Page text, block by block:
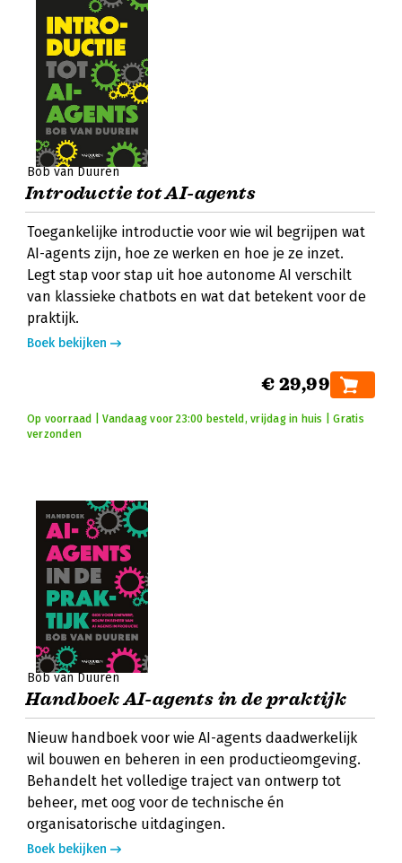
Bob van Duuren
Introductie tot AI-agents
Toegankelijke introductie voor wie wil begrijpen wat
AI-agents zijn, hoe ze werken en hoe je ze inzet.
Legt stap voor stap uit hoe autonome AI verschilt
van klassieke chatbots en wat dat betekent voor de
praktijk.
Boek bekijken
€ 29,99
Op voorraad | Vandaag voor 23:00 besteld, vrijdag in huis | Gratis
verzonden
Bob van Duuren
Handboek AI-agents in de praktijk
Nieuw handboek voor wie AI-agents daadwerkelijk
wil bouwen en beheren in een productieomgeving.
Behandelt het volledige traject van ontwerp tot
beheer, met oog voor de technische én
organisatorische uitdagingen.
Boek bekijken